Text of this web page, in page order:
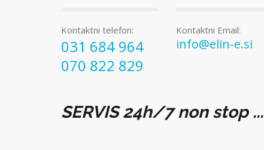
Kontaktni telefon:
031 684 964
070 822 829
Kontaktni Email:
info@elin-e.si
SERVIS 24h/7 non stop ...